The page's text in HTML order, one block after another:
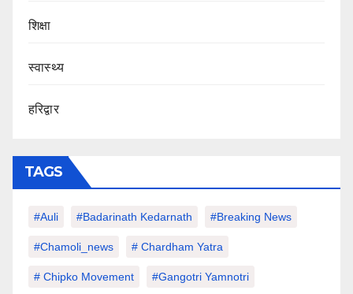
शिक्षा
स्वास्थ्य
हरिद्वार
TAGS
#auli #Badarinath Kedarnath #Breaking News
#chamoli_news # Chardham Yatra
# Chipko Movement #Gangotri Yamnotri